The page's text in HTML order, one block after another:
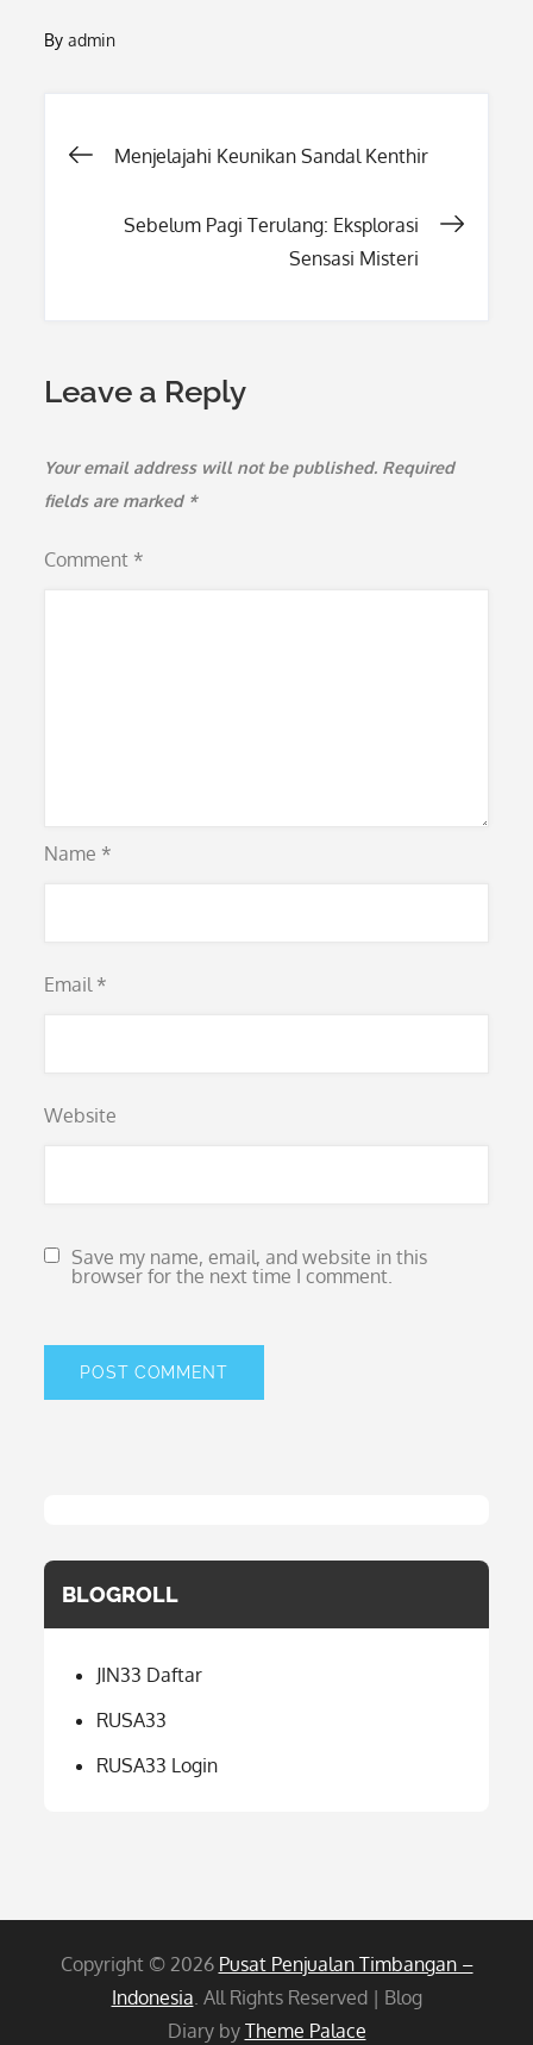
Byadmin
Post
navigation
Menjelajahi Keunikan Sandal Kenthir
Sebelum Pagi Terulang: Eksplorasi
Sensasi Misteri
Leave a Reply
Your email address will not be published. Required
fields are marked *
Comment *
Name *
Email *
Website
Save my name, email, and website in this
browser for the next time I comment.
BLOGROLL
JIN33 Daftar
RUSA33
RUSA33 Login
Copyright © 2026 Pusat Penjualan Timbangan –
Indonesia. All Rights Reserved | Blog
Diary by Theme Palace